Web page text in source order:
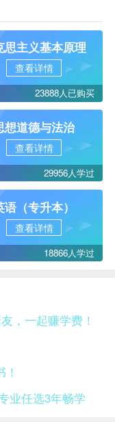
思主义基本原理
查看详情
23888人已购买
想道德与法治
查看详情
29956人学过
语（专升本）
查看详情
18866人学过
，一起赚学费！
业任选3年畅学